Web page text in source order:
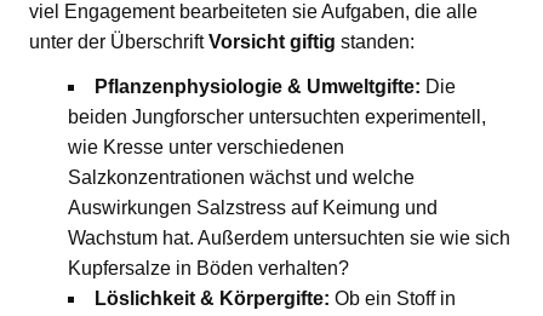
viel Engagement bearbeiteten sie Aufgaben, die alle
unter der ÜberschriftVorsicht giftig standen:
Pflanzenphysiologie & Umweltgifte: Die
beiden Jungforscher untersuchten experimentell,
wie Kresse unter verschiedenen
Salzkonzentrationen wächst und welche
Auswirkungen Salzstress auf Keimung und
Wachstum hat. Außerdem untersuchten sie wie sich
Kupfersalze in Böden verhalten?
Löslichkeit & Körpergifte: Ob ein Stoff in